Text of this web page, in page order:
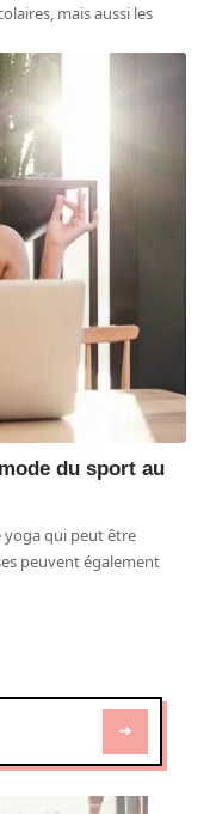
mais aussi les
du sport au
yoga qui peut être
peuvent également